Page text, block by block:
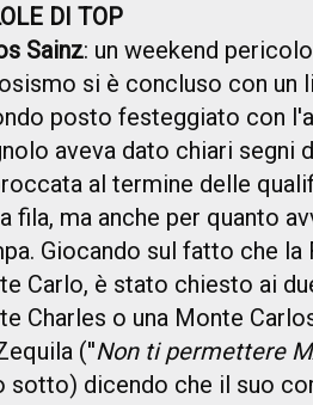
DI TOP
Sainz: un weekend
si è concluso con un
posto festeggiato con
aveva dato chiari segni
al termine delle
fila, ma anche per quanto
Giocando sul fatto che
Carlo, è stato chiesto ai
Charles o una Monte
(''Non ti permettere
sotto) dicendo che il suo